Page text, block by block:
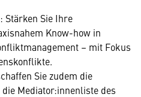
Stärken Sie Ihre
Know-how in
– mit Fokus
Sie zudem die
Mediator:innenliste des